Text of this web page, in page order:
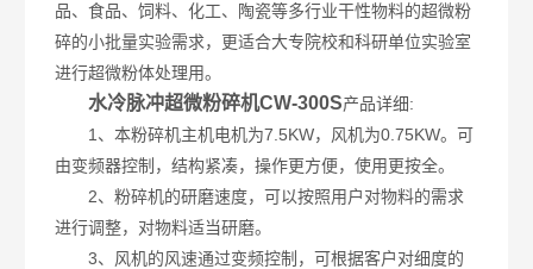
品、食品、饲料、化工、陶瓷等多行业干性物料的超微粉
碎的小批量实验需求，更适合大专院校和科研单位实验室
进行超微粉体处理用。
水冷脉冲超微粉碎机CW-300S产品详细:
1、本粉碎机主机电机为7.5KW，风机为0.75KW。可
由变频器控制，结构紧凑，操作更方便，使用更按全。
2、粉碎机的研磨速度，可以按照用户对物料的需求
进行调整，对物料适当研磨。
3、风机的风速通过变频控制，可根据客户对细度的